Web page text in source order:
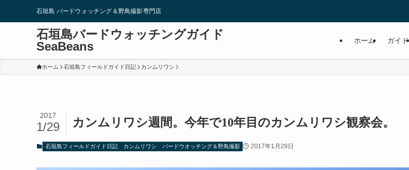
石垣島 バードウォッチング＆野鳥撮影専門店
石垣島バードウォッチングガイド
SeaBeans
ホーム ガイド
ホーム 石垣島フィールドガイド日記 カンムリワシ
カンムリワシ週間。今年で10年目のカンムリワシ観察会。
2017
1/29
石垣島フィールドガイド日記 カンムリワシ バードウオッチング＆野鳥撮影 2017年1月29日